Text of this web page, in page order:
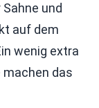
und
auf dem
wenig extra
machen das